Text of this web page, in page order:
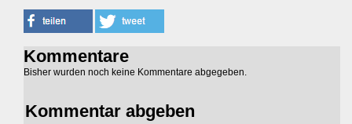
Kommentare
Bisher wurden noch keine Kommentare abgegeben.
Kommentar abgeben